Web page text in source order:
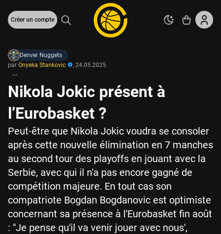
Créer un compte
Denver Nuggets
par Onyeka Stankovic , 24.05.2025
Nikola Jokic présent à
l’Eurobasket ?
Peut-être que Nikola Jokic voudra se consoler
après cette nouvelle élimination en 7 manches
au second tour des playoffs en jouant avec la
Serbie, avec qui il n'a pas encore gagné de
compétition majeure. En tout cas son
compatriote Bogdan Bogdanovic est optimiste
concernant sa présence à l'Eurobasket fin août
: "Je pense qu'il va venir jouer avec nous',